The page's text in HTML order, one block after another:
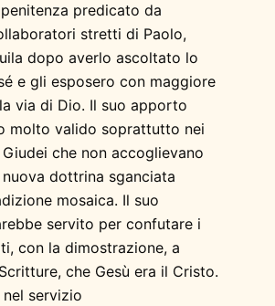
predicato da
stretti di Paolo,
dopo averlo ascoltato lo
e gli esposero con maggiore
via di Dio. Il suo apporto
molto valido soprattutto nei
che non accoglievano
dottrina sganciata
mosaica. Il suo
servito per confutare i
con la dimostrazione, a
che Gesù era il Cristo.
servizio